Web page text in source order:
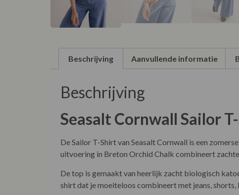
Beschrijving Aanvullende informatie
Beschrijving
Seasalt Cornwall Sailor
De Sailor T-Shirt van Seasalt Cornwall is een
uitvoering in Breton Orchid Chalk combineert
De top is gemaakt van heerlijk zacht biologisch
shirt dat je moeiteloos combineert met jeans,